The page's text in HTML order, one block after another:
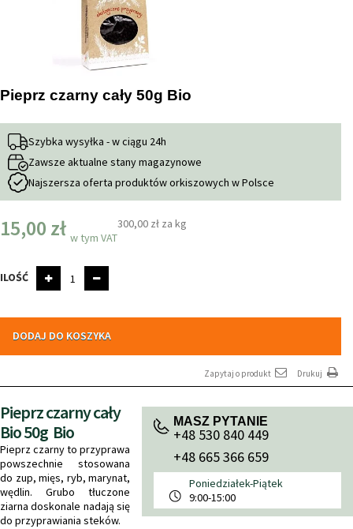
Pieprz czarny cały 50g Bio
Szybka wysyłka - w ciągu 24h
Zawsze aktualne stany magazynowe
Najszersza oferta produktów orkiszowych w Polsce
15,00 zł w tym VAT
300,00 zł za kg
ILOŚĆ
DODAJ DO KOSZYKA
Zapytaj o produkt Drukuj
MASZ PYTANIE
+48 530 840 449
+48 665 366 659
Poniedziałek-Piątek
9:00-15:00
Pieprz czarny cały
Bio 50g Bio
Pieprz czarny to przyprawa
powszechnie stosowana
do zup, mięs, ryb, marynat,
wędlin. Grubo tłuczone
ziarna doskonale nadają się
do przyprawiania steków.